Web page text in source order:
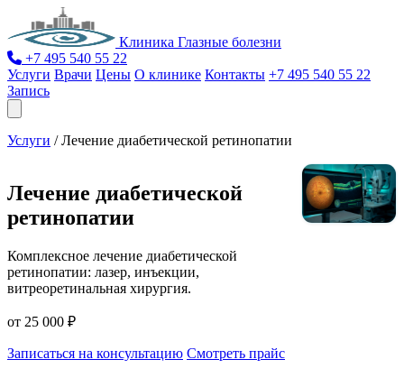
Клиника Глазные болезни
+7 495 540 55 22
Услуги Врачи Цены О клинике Контакты +7 495 540 55 22
Запись
Услуги / Лечение диабетической ретинопатии
Лечение диабетической
ретинопатии
Комплексное лечение диабетической
ретинопатии: лазер, инъекции,
витреоретинальная хирургия.
от 25 000 ₽
Записаться на консультацию Смотреть прайс